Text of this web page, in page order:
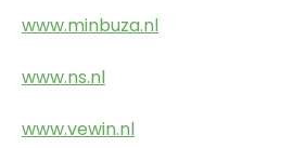
www.minbuza.nl
www.ns.nl
www.vewin.nl